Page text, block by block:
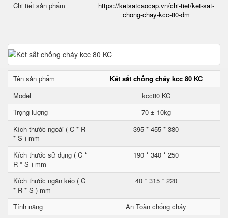
Chi tiết sản phẩm
https://ketsatcaocap.vn/chi-tiet/ket-sat-
chong-chay-kcc-80-dm
Tên sản phẩm
Két sắt chống cháy kcc 80 KC
Model
kcc80 KC
Trọng lượng
70 ± 10kg
Kích thước ngoài ( C * R
* S ) mm
395 * 455 * 380
Kích thước sử dụng ( C *
R * S ) mm
190 * 340 * 250
Kích thước ngăn kéo ( C
* R * S ) mm
40 * 315 * 220
Tính năng
An Toàn chống cháy